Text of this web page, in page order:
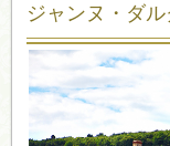
ジャンヌ・ダ